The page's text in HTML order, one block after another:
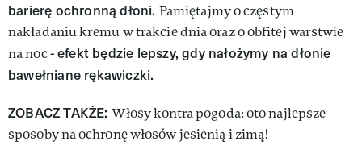
barierę ochronną dłoni. Pamiętajmy o częstym
nakładaniu kremu w trakcie dnia oraz o obfitej warstwie
na noc -efekt będzie lepszy, gdy nałożymy na dłonie
bawełniane rękawiczki.
ZOBACZ TAKŻE: Włosy kontra pogoda: oto najlepsze
sposoby na ochronę włosów jesienią i zimą!